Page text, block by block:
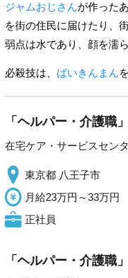
ジャムおじさんが作った
を街の住民に届けたり、
弱点は水であり、顔を濡
必殺技は、 ばいきんまん
「ヘルパー・介護職
在宅ケア・サービスセン
東京都 八王子市
月給23万円～33万円
正社員
「ヘルパー・介護職